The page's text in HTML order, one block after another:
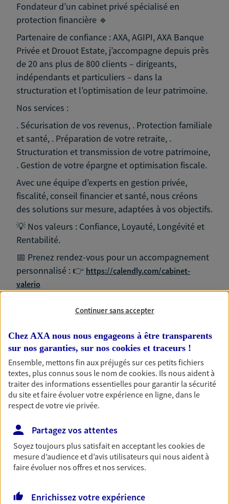
Fondateur d’un cabinet privé spécialisé en
protection financière 🔹
Partenaire de confiance : AXA, AGIPI, AXA Banque
Privée et Drouot Estate, j’accompagne depuis près
de 20 ans plus de 800 clients – dirigeants,
indépendants et particuliers – dans la
structuration et l’optimisation de leur patrimoine.
Nos services :
. Sécurisation de vos revenus, . Protection familiale
et santé, . Préparation de votre retraite, .
Structuration et transmission de votre patrimoine,
. Gestion de votre épargne et optimisation fiscale.
Avec une équipe d’experts en gestion privée,
fiscalité, conseil financier et santé, nous créons
des solutions sur mesure, adaptées à vos objectifs.
💡 Nos valeurs : Confiance, Loyauté, Longévité et
Rentabilité.
📅 Prenez rendez-vous pour un accompagnement
personnalisé : 👉 https://calendly.com/cabinet-
valerio
Nos expertises
Accompagner les
professionnels et les
entreprises
Comme vous, nous sommes des indépendants. Nous
bâtissons ensemble des solutions cohérentes pour
protéger votre activité, vos collaborateurs... mais aussi
Continuer sans accepter
Chez AXA nous nous engageons à être transparents
sur nos garanties, sur nos cookies et traceurs !
Ensemble, mettons fin aux préjugés sur ces petits fichiers
textes, plus connus sous le nom decookies. Ils nous aident à
traiter des informations essentielles pour garantir la sécurité
du site et faire évoluer votre expérience en ligne, dans le
respect de votre vie privée.
Partagez vos attentes
Soyez toujours plus satisfait en acceptant lescookiesde
mesure d’audience et d’avis utilisateurs qui nous aident à
faire évoluer nos offres et nos services.
Enrichissez votre expérience